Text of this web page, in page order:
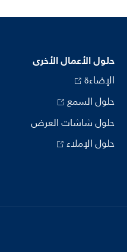
حلول الأعمال الأخرى
الإضاءة
حلول السمع
حلول شاشات العرض
حلول الإملاء